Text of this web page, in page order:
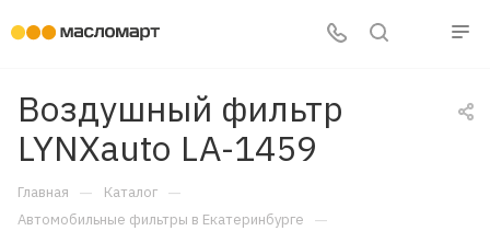
Воздушный фильтр
LYNXauto LA-1459
Главная — Каталог —
Автомобильные фильтры в Екатеринбурге —